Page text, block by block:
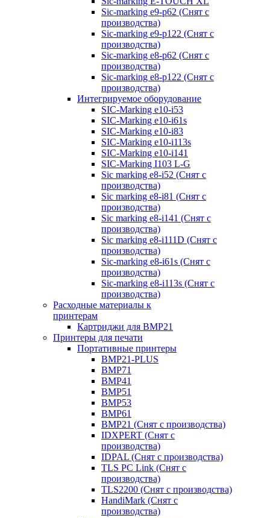
Sic-marking e9-p62 (Снят с
производства)
Sic-marking e9-p122 (Снят с
производства)
Sic-marking e8-p62 (Снят с
производства)
Sic-marking e8-p122 (Снят с
производства)
Интегрируемое оборудование
SIC-Marking e10-i53
SIC-Marking e10-i61s
SIC-Marking e10-i83
SIC-Marking e10-i113s
SIC-Marking e10-i141
SIC-Marking I103 L-G
Sic marking e8-i52 (Снят с
производства)
Sic marking e8-i81 (Снят с
производства)
Sic marking e8-i141 (Снят с
производства)
Sic marking e8-i111D (Снят с
производства)
Sic-marking e8-i61s (Снят с
производства)
Sic-marking e8-i113s (Снят с
производства)
Расходные материалы к
принтерам
Картриджи для BMP21
Принтеры для печати
Портативные принтеры
BMP21-PLUS
BMP71
BMP41
BMP51
BMP53
BMP61
BMP21 (Снят с производства)
IDXPERT (Снят с
производства)
IDPAL (Снят с производства)
TLS PC Link (Снят с
производства)
TLS2200 (Снят с производства)
HandiMark (Снят с
производства)